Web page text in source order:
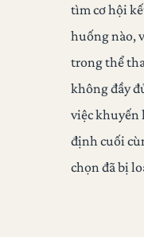
tìm cơ hội
huống nào,
trong thể
không đầy
việc khuyến
định cuối
chọn đã bị